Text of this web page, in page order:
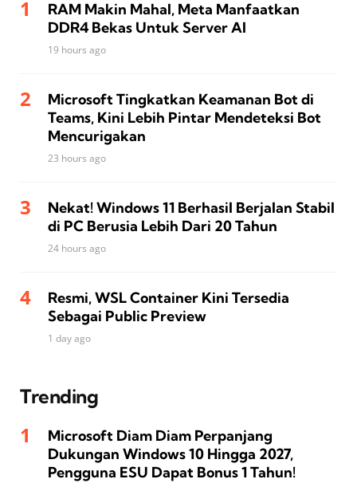
RAM Makin Mahal, Meta Manfaatkan
DDR4 Bekas Untuk Server AI
19 hours ago
Microsoft Tingkatkan Keamanan Bot di
Teams, Kini Lebih Pintar Mendeteksi Bot
Mencurigakan
23 hours ago
Nekat! Windows 11 Berhasil Berjalan Stabil
di PC Berusia Lebih Dari 20 Tahun
24 hours ago
Resmi, WSL Container Kini Tersedia
Sebagai Public Preview
1 day ago
Trending
Microsoft Diam Diam Perpanjang
Dukungan Windows 10 Hingga 2027,
Pengguna ESU Dapat Bonus 1 Tahun!